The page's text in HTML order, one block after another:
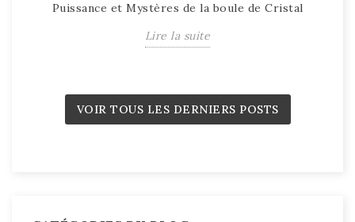
Puissance et Mystères de la boule de Cristal
Lire la suite
VOIR TOUS LES DERNIERS POSTS